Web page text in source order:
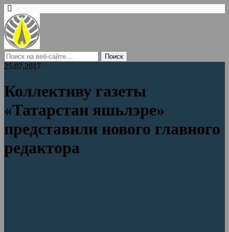
25.07.2017
Коллективу газеты
«Татарстан яшьлэре»
представили нового главного
редактора